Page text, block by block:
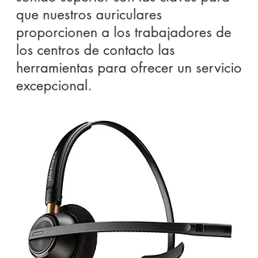
que nuestros auriculares
proporcionen a los trabajadores de
los centros de contacto las
herramientas para ofrecer un servicio
excepcional.